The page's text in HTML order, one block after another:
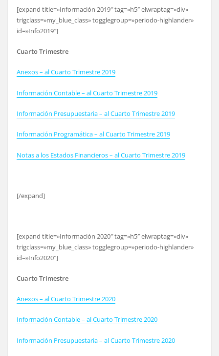
[expand title=»Información 2019″ tag=»h5″ elwraptag=»div»
trigclass=»my_blue_class» togglegroup=»periodo-highlander»
id=»Info2019″]
Cuarto Trimestre
Anexos – al Cuarto Trimestre 2019
Información Contable – al Cuarto Trimestre 2019
Información Presupuestaria – al Cuarto Trimestre 2019
Información Programática – al Cuarto Trimestre 2019
Notas a los Estados Financieros – al Cuarto Trimestre 2019
[/expand]
[expand title=»Información 2020″ tag=»h5″ elwraptag=»div»
trigclass=»my_blue_class» togglegroup=»periodo-highlander»
id=»Info2020″]
Cuarto Trimestre
Anexos – al Cuarto Trimestre 2020
Información Contable – al Cuarto Trimestre 2020
Información Presupuestaria – al Cuarto Trimestre 2020